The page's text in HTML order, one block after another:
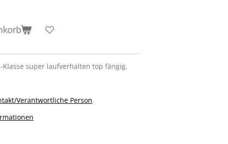
super laufverhalten top fängig.
Verantwortliche Person